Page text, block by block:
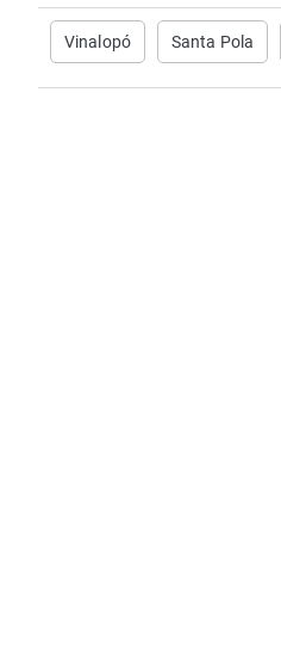
Vinalopó Santa Pola